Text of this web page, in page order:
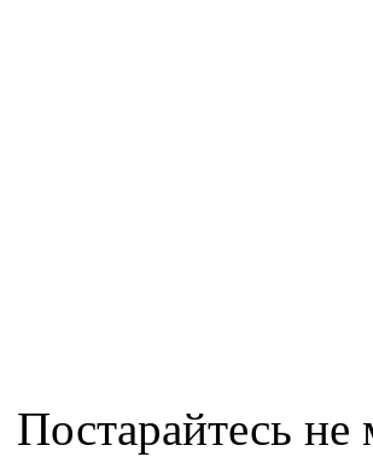
Постарайтесь